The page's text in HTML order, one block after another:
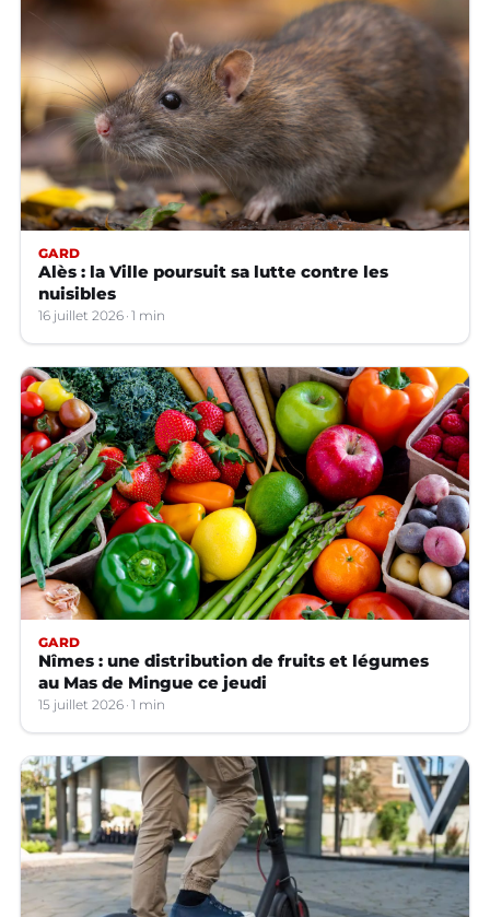
GARD
Alès : la Ville poursuit sa lutte contre les
nuisibles
16 juillet 2026 1 min
GARD
Nîmes : une distribution de fruits et légumes
au Mas de Mingue ce jeudi
15 juillet 2026 1 min